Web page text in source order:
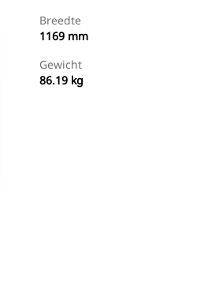
Breedte
1169 mm
Gewicht
86.19 kg